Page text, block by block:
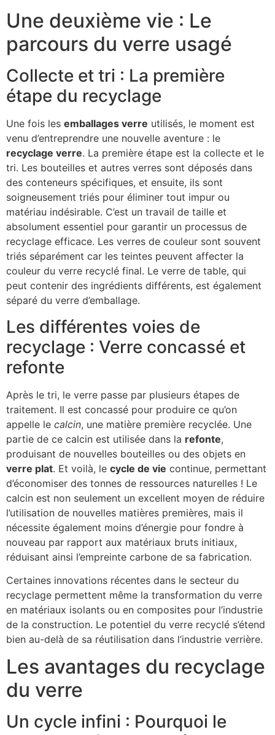
Une deuxième vie : Le
parcours du verre usagé
Collecte et tri : La première
étape du recyclage
Une fois les emballages verre utilisés, le moment est
venu d’entreprendre une nouvelle aventure : le
recyclage verre. La première étape est la collecte et le
tri. Les bouteilles et autres verres sont déposés dans
des conteneurs spécifiques, et ensuite, ils sont
soigneusement triés pour éliminer tout impur ou
matériau indésirable. C’est un travail de taille et
absolument essentiel pour garantir un processus de
recyclage efficace. Les verres de couleur sont souvent
triés séparément car les teintes peuvent affecter la
couleur du verre recyclé final. Le verre de table, qui
peut contenir des ingrédients différents, est également
séparé du verre d’emballage.
Les différentes voies de
recyclage : Verre concassé et
refonte
Après le tri, le verre passe par plusieurs étapes de
traitement. Il est concassé pour produire ce qu’on
appelle le calcin, une matière première recyclée. Une
partie de ce calcin est utilisée dans la refonte,
produisant de nouvelles bouteilles ou des objets en
verre plat. Et voilà, le cycle de vie continue, permettant
d’économiser des tonnes de ressources naturelles ! Le
calcin est non seulement un excellent moyen de réduire
l’utilisation de nouvelles matières premières, mais il
nécessite également moins d’énergie pour fondre à
nouveau par rapport aux matériaux bruts initiaux,
réduisant ainsi l’empreinte carbone de sa fabrication.
Certaines innovations récentes dans le secteur du
recyclage permettent même la transformation du verre
en matériaux isolants ou en composites pour l’industrie
de la construction. Le potentiel du verre recyclé s’étend
bien au-delà de sa réutilisation dans l’industrie verrière.
Les avantages du recyclage
du verre
Un cycle infini : Pourquoi le